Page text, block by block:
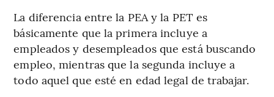
La diferencia entre la PEA y la PET es
básicamente que la primera incluye a
empleados y desempleados que está buscando
empleo, mientras que la segunda incluye a
todo aquel que esté en edad legal de trabajar.